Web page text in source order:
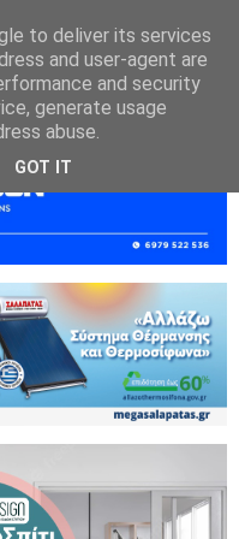
to deliver its services
and user-agent are
and security
generate usage
abuse.
GOT IT